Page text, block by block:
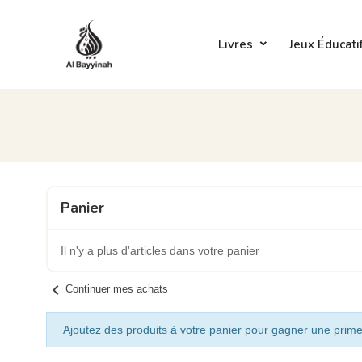
Livres Jeux
Panier
Il n'y a plus d'articles dans votre panier
chevron_left Continuer mes achats
Ajoutez des produits à votre panier pour gagner une